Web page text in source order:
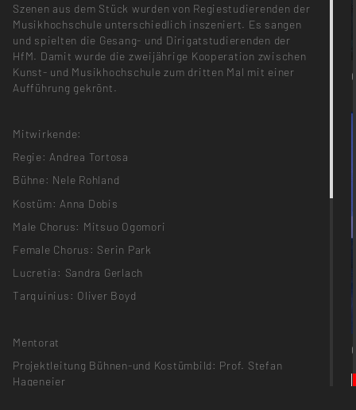
Szenen aus dem Stück wurden von Regiestudierenden der
Musikhochschule unterschiedlich inszeniert. Es sangen
und spielten die Gesang- und Dirigatstudierenden der
HfM. Damit wurde die zweijährige Kooperation zwischen
Kunst- und Musikhochschule zum dritten Mal mit einer
Aufführung gekrönt.
Mitwirkende:
Regie: Andrea Tortosa
Bühne: Nele Rohland
Kostüm: Anna Dobis
Male Chorus: Mitsuo Ogomori
Female Chorus: Serin Park
Lucretia: Sandra Gerlach
Tarquinius: Oliver Boyd
Mentorat
Projektleitung Bühnen-und Kostümbild: Prof. Stefan
Hageneier